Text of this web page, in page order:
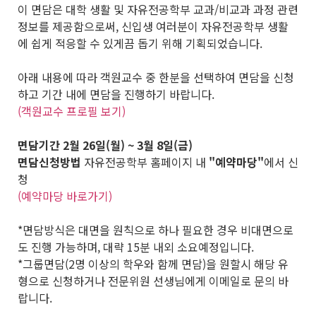
이 면담은 대학 생활 및 자유전공학부 교과/비교과 과정 관련
정보를 제공함으로써, 신입생 여러분이 자유전공학부 생활
에 쉽게 적응할 수 있게끔 돕기 위해 기획되었습니다.
아래 내용에 따라 객원교수 중 한분을 선택하여 면담을 신청
하고 기간 내에 면담을 진행하기 바랍니다.
(객원교수 프로필 보기)
면담기간 2월 26일(월) ~ 3월 8일(금)
면담신청방법 자유전공학부 홈페이지 내 "예약마당"에서 신
청
(예약마당 바로가기)
*면담방식은 대면을 원칙으로 하나 필요한 경우 비대면으로
도 진행 가능하며, 대략 15분 내외 소요예정입니다.
*그룹면담(2명 이상의 학우와 함께 면담)을 원할시 해당 유
형으로 신청하거나 전문위원 선생님에게 이메일로 문의 바
랍니다.